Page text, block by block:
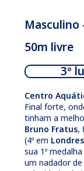
Masculino
50m livre
3º
Centro
Final forte,
tinham a
Bruno Fratus,
(4º em
sua 1º
um nadador